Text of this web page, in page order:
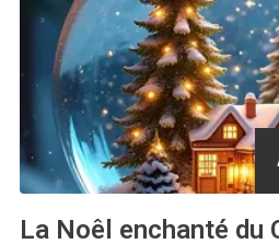
La Noêl enchanté du